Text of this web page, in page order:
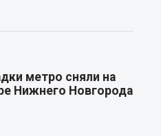
метро сняли на
Нижнего Новгорода